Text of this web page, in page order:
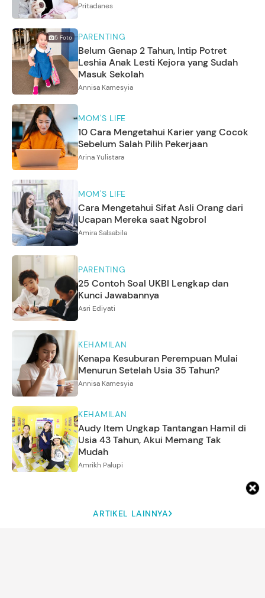
Pritadanes
5 Foto PARENTING
Belum Genap 2 Tahun, Intip Potret
Leshia Anak Lesti Kejora yang Sudah
Masuk Sekolah
Annisa Karnesyia
MOM'S LIFE
10 Cara Mengetahui Karier yang Cocok
Sebelum Salah Pilih Pekerjaan
Arina Yulistara
MOM'S LIFE
Cara Mengetahui Sifat Asli Orang dari
Ucapan Mereka saat Ngobrol
Amira Salsabila
PARENTING
25 Contoh Soal UKBI Lengkap dan
Kunci Jawabannya
Asri Ediyati
KEHAMILAN
Kenapa Kesuburan Perempuan Mulai
Menurun Setelah Usia 35 Tahun?
Annisa Karnesyia
KEHAMILAN
Audy Item Ungkap Tantangan Hamil di
Usia 43 Tahun, Akui Memang Tak
Mudah
Amrikh Palupi
ARTIKEL LAINNYA